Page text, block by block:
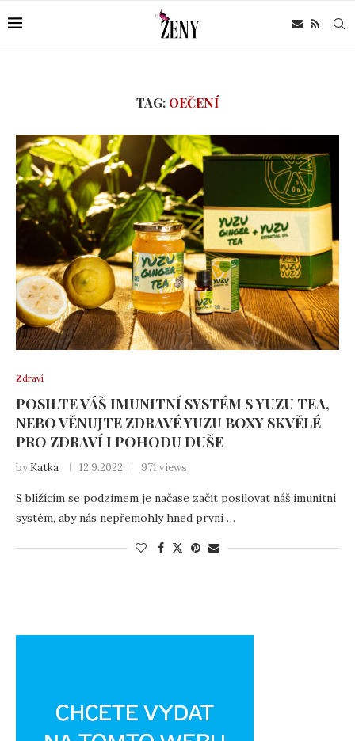
TAG: OEČENÍ
Zdraví
POSILTE VÁŠ IMUNITNÍ SYSTÉM S YUZU TEA,
NEBO VĚNUJTE ZDRAVÉ YUZU BOXY SKVĚLÉ
PRO ZDRAVÍ I POHODU DUŠE
by Katka 12.9.2022 971 views
S blížícím se podzimem je načase začít posilovat náš imunitní
systém, aby nás nepřemohly hned první …